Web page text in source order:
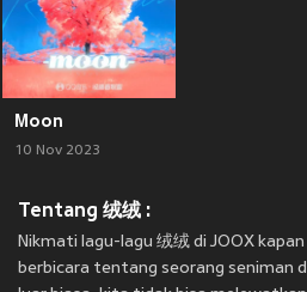
Moon
10 Nov 2023
Tentang 绒绒 :
Nikmati lagu-lagu 绒绒 di JOOX
berbicara tentang seorang seniman